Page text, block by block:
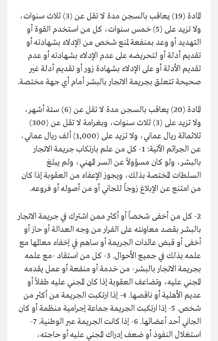
المادة (19) يعاقب بالسجن مدة لا تقل عن (3) ثلاث سنوات،
ولا تزيد على (5) خمس سنوات، كل من استخدم القوة أو
التهديد أو وعد بمنفعة لمنع شخص من الإدلاء بشهادته أو
تقديم أدلة أو لتحريضه على عدم الإدلاء بشهادته أو عدم
تقديم الأدلة أو على الإدلاء بشهادة زور أو تقديم أدلة غير
صحيحة تتعلق بجريمة الاتجار بالبشر أمام أي جهة مختصة.
المادة (20) يعاقب بالسجن مدة لا تقل عن (6) ستة أشهر،
ولا تزيد على (3) ثلاث سنوات، وبغرامة لا تقل عن (300)
ثلاثمائة ريال عماني، ولا تزيد على (1,000) ألف ريال عماني،
عن الجرائم الآتية: 1- كل من علم بارتكاب جريمة الاتجار
بالبشر، ولو كان مسؤولاً عن السر المهني، ولم يبلغ
السلطات المختصة بذلك، ويجوز الإعفاء من العقوبة إذا كان
من امتنع عن الإبلاغ زوجاً للجاني أو من أصوله أو فروعه.
2- كل من أخفى شخصاً أو أكثر ممن اشترك في جريمة الاتجار
بالبشر بقصد معاونته على الفرار من وجه العدالة أو حاز أو
أخفى أو قبض عائدات الجريمة أو ساهم في إخفاء معالمها مع
علمه بذلك في جميع الأحوال. 3- كل من استقاد -مع علمه
بجريمة الاتجار بالبشر- من خدمة أو منفعة أو عمل يقدمه
المجني عليه، وتضاعف العقوبة إذا كان المجني عليه طفلاً أو
عديم الأهلية أو ناقصها. 4- إذا ارتكبت الجريمة من أكثر من
شخص. 5- إذا ارتكبت الجريمة جماعة إجرامية منظمة أو كان
الجاني أحد أعضائها. 6- إذا كانت الجريمة عبر الوطنية. 7-
استغلال النفوذ أو ضعف إدراك المجني عليه أو حاجته،